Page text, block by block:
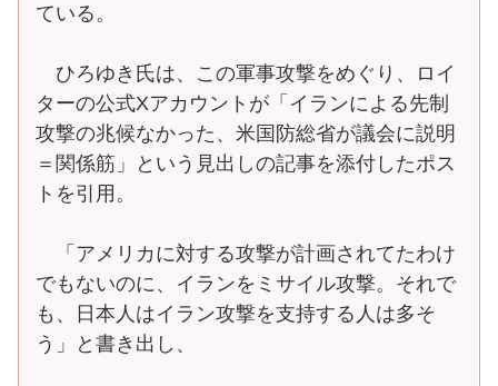
ている。
ひろゆき氏は、この軍事攻撃をめぐり、ロイ
ターの公式Xアカウントが「イランによる先制
攻撃の兆候なかった、米国防総省が議会に説明
＝関係筋」という見出しの記事を添付したポス
トを引用。
「アメリカに対する攻撃が計画されてたわけ
でもないのに、イランをミサイル攻撃。それで
も、日本人はイラン攻撃を支持する人は多そ
う」と書き出し、